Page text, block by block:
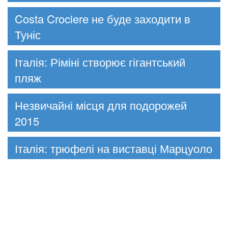
Costa Crociere не буде заходити в
Туніс
Італія: Ріміні створює гігантський
пляж
Незвичайні місця для подорожей
2015
Італія: трюфелі на виставці Марцуоло